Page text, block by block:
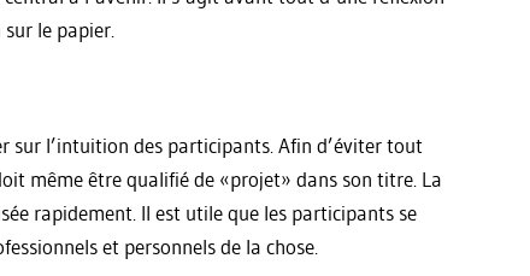
le papier.
sur l’intuition des participants. Afin d’éviter tout
même être qualifié de «projet» dans son titre. La
rapidement. Il est utile que les participants se
et personnels de la chose.